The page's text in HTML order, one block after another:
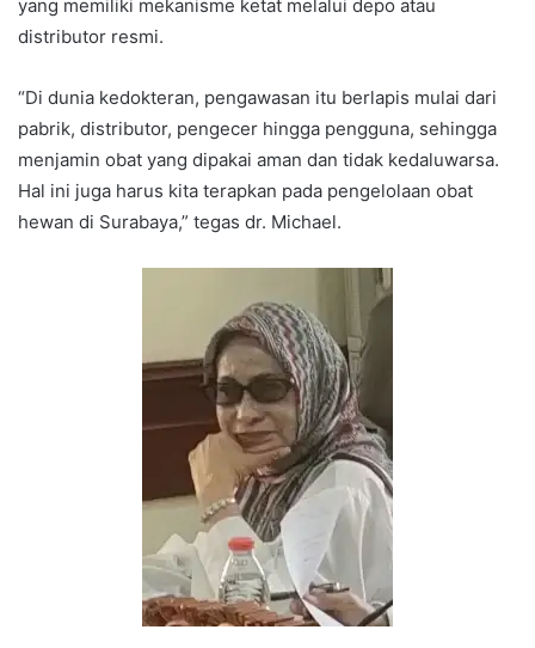
yang memiliki mekanisme ketat melalui depo atau
distributor resmi.
“Di dunia kedokteran, pengawasan itu berlapis mulai dari
pabrik, distributor, pengecer hingga pengguna, sehingga
menjamin obat yang dipakai aman dan tidak kedaluwarsa.
Hal ini juga harus kita terapkan pada pengelolaan obat
hewan di Surabaya,” tegas dr. Michael.